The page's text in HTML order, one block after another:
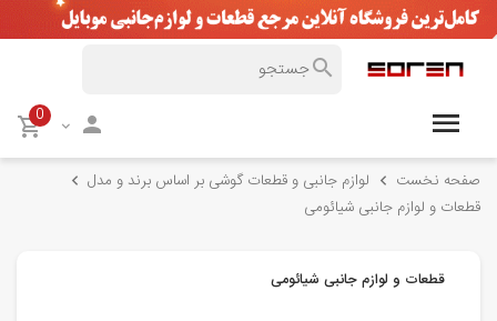
0
صفحه نخست
لوازم جانبی و قطعات گوشی بر اساس برند و مدل
قطعات و لوازم جانبی شیائومی
قطعات و لوازم جانبی شیائومی